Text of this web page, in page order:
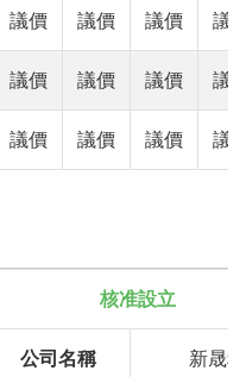
議價 議價 議價 議
議價 議價 議價 議
議價 議價 議價 議
核准設立
公司名稱 新晟